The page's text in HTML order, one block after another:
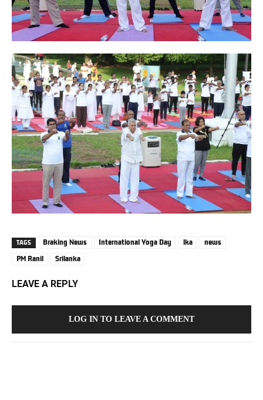
TAGS Braking News International Yoga Day lka
news
PM Ranil
Srilanka
LEAVE A REPLY
LOG IN TO LEAVE A COMMENT